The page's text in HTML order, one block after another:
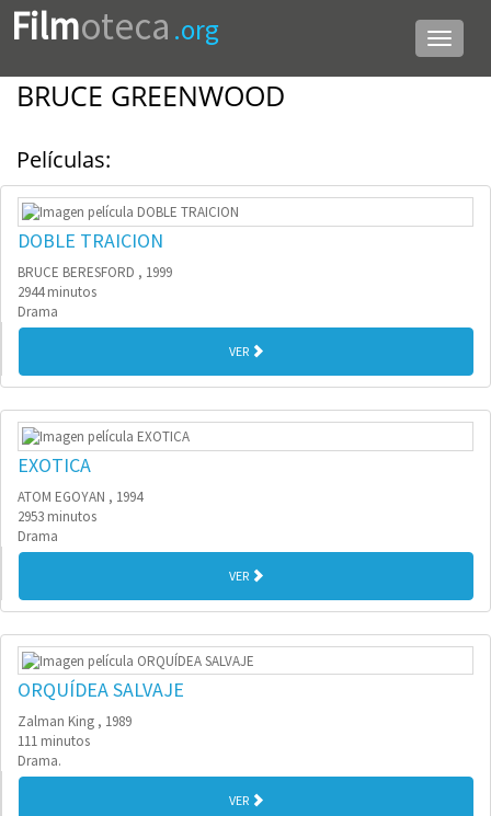
Menú
de
Filmoteca .org
BRUCE GREENWOOD
Películas:
DOBLE TRAICION
BRUCE BERESFORD , 1999
2944 minutos
Drama
VER
EXOTICA
ATOM EGOYAN , 1994
2953 minutos
Drama
VER
ORQUÍDEA SALVAJE
Zalman King , 1989
111 minutos
Drama.
VER